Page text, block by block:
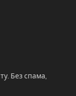
Без спама,